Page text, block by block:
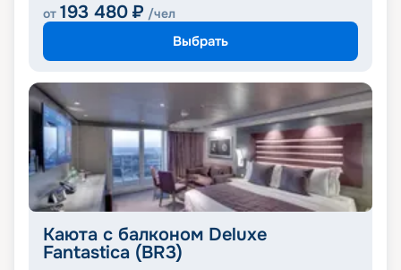
от 193 480 ₽ /чел
Выбрать
Каюта с балконом Deluxe
Fantastica (BR3)